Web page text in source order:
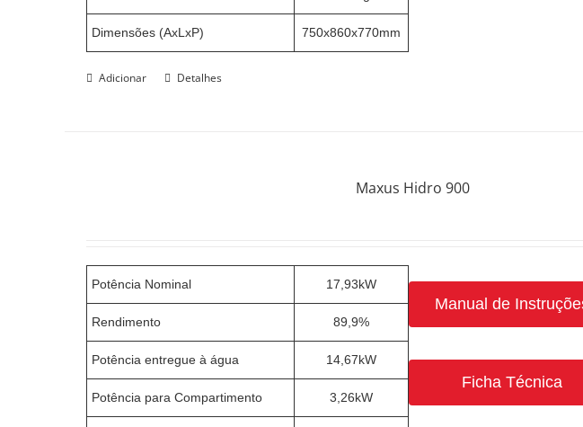
Dimensões (AxLxP) 750x860x770mm
Adicionar Detalhes
Maxus Hidro 900
Potência Nominal 17,93kW
Rendimento 89,9%
Potência entregue à água 14,67kW
Potência para Compartimento 3,26kW
Manual de
Ficha Técnica